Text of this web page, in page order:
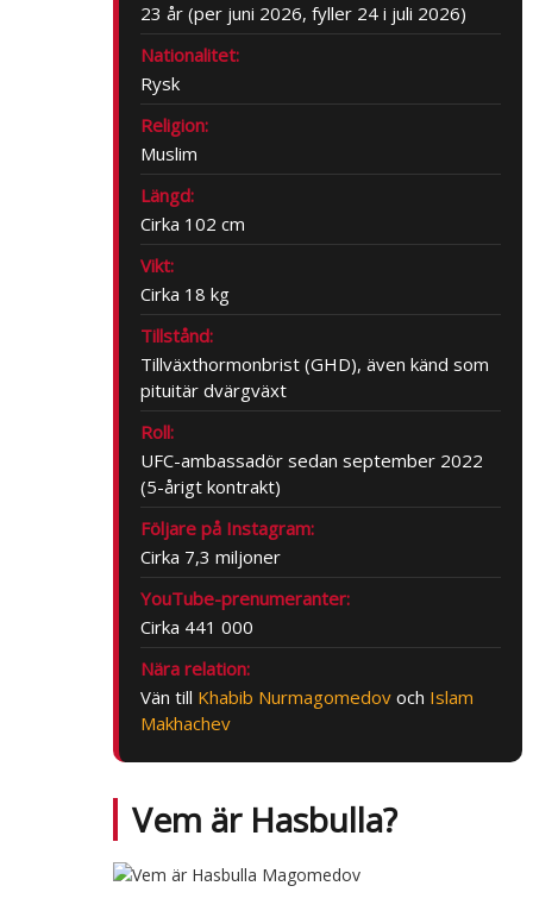
23 år (per juni 2026, fyller 24 i juli 2026)
Nationalitet:
Rysk
Religion:
Muslim
Längd:
Cirka 102 cm
Vikt:
Cirka 18 kg
Tillstånd:
Tillväxthormonbrist (GHD), även känd som
pituitär dvärgväxt
Roll:
UFC-ambassadör sedan september 2022
(5-årigt kontrakt)
Följare på Instagram:
Cirka 7,3 miljoner
YouTube-prenumeranter:
Cirka 441 000
Nära relation:
Vän till Khabib Nurmagomedovoch Islam
Makhachev
Vem är Hasbulla?